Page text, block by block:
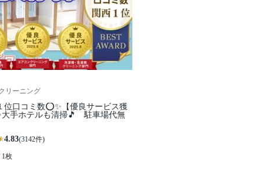
リーニング
位口コミ数⭕✨【優良サービス獲
大手ホテルも清掃🎵 駐車場代無
4.83(3142件)
1枚